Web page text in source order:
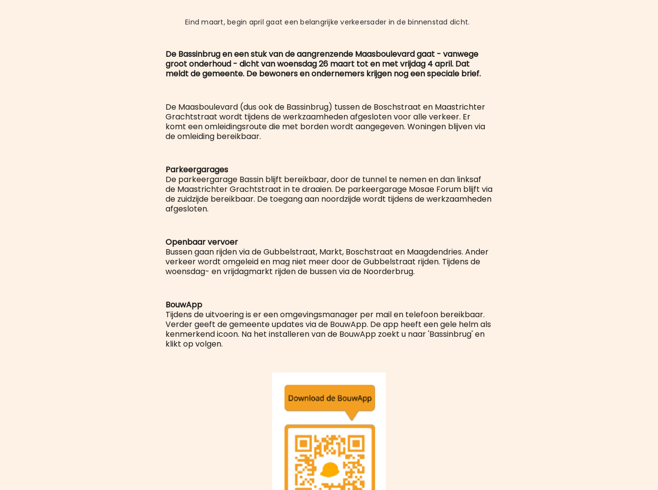
Eind maart, begin april gaat een belangrijke verkeersader in de binnenstad dicht.
De Bassinbrug en een stuk van de aangrenzende Maasboulevard gaat - vanwege
groot onderhoud - dicht van woensdag 26 maart tot en met vrijdag 4 april. Dat
meldt de gemeente. De bewoners en ondernemers krijgen nog een speciale brief.
De Maasboulevard (dus ook de Bassinbrug) tussen de Boschstraat en Maastrichter
Grachtstraat wordt tijdens de werkzaamheden afgesloten voor alle verkeer. Er
komt een omleidingsroute die met borden wordt aangegeven. Woningen blijven via
de omleiding bereikbaar.
Parkeergarages
De parkeergarage Bassin blijft bereikbaar, door de tunnel te nemen en dan linksaf
de Maastrichter Grachtstraat in te draaien. De parkeergarage Mosae Forum blijft via
de zuidzijde bereikbaar. De toegang aan noordzijde wordt tijdens de werkzaamheden
afgesloten.
Openbaar vervoer
Bussen gaan rijden via de Gubbelstraat, Markt, Boschstraat en Maagdendries. Ander
verkeer wordt omgeleid en mag niet meer door de Gubbelstraat rijden. Tijdens de
woensdag- en vrijdagmarkt rijden de bussen via de Noorderbrug.
BouwApp
Tijdens de uitvoering is er een omgevingsmanager per mail en telefoon bereikbaar.
Verder geeft de gemeente updates via de BouwApp. De app heeft een gele helm als
kenmerkend icoon. Na het installeren van de BouwApp zoekt u naar 'Bassinbrug' en
klikt op volgen.